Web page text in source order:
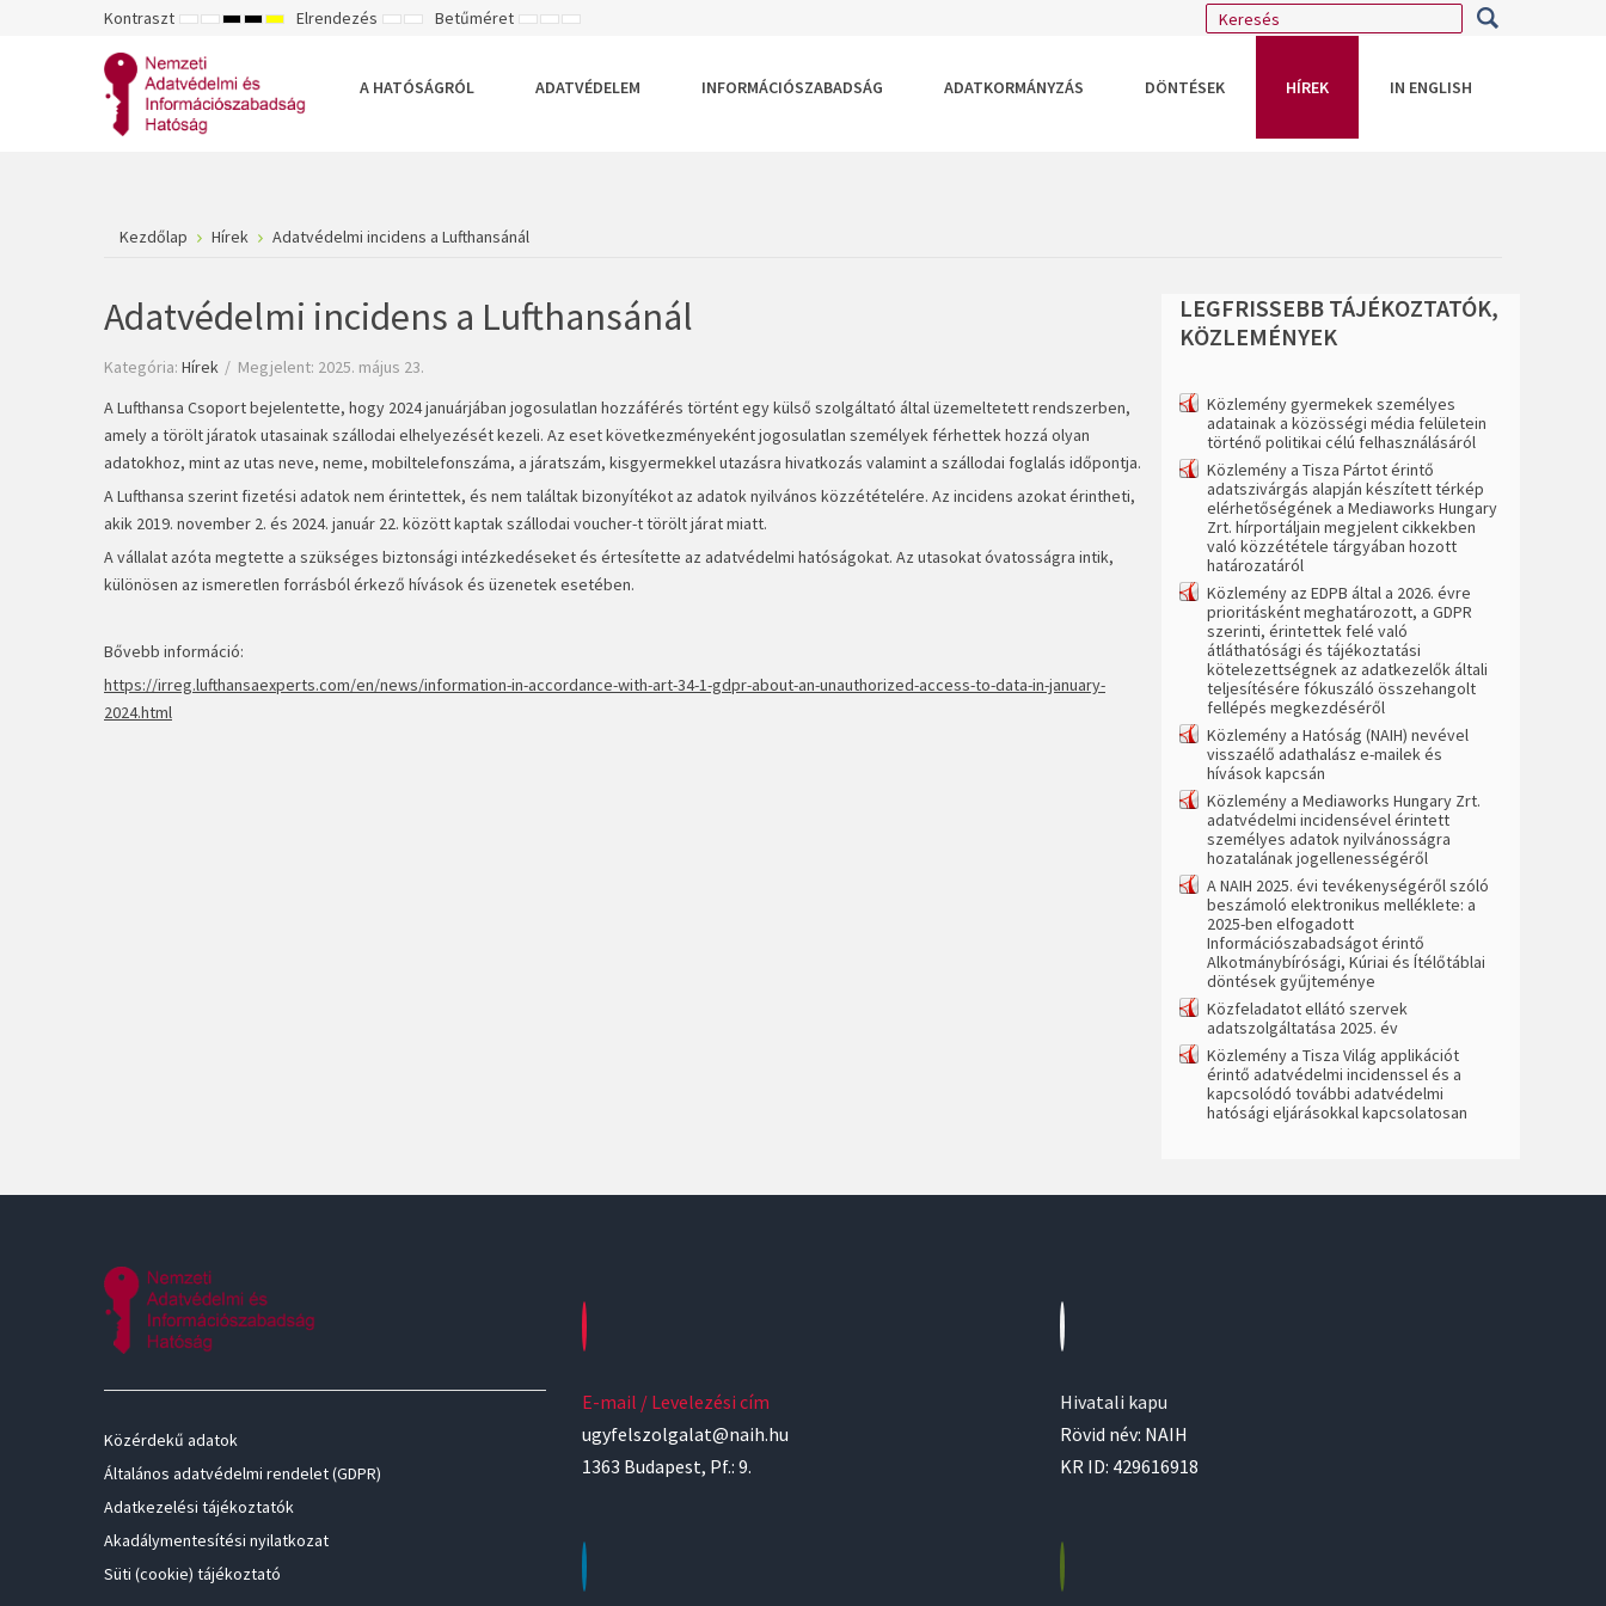
Kontraszt ALAPÉRTELMEZETT
ÉJSZAKAI
NAGY
FEHÉR
MÓD
NAGY
SÁRGA
MÓD
NAGY
MÓD
Elrendezés RÖGZÍTETT
SZÉLES
Betűméret KISEBB
ALAPÉRTELMEZETT
NAGYOBB
A HATÓSÁGRÓL
ADATVÉDELEM INFORMÁCIÓSZABADSÁG ADATKORMÁNYZÁS DÖNTÉSEK HÍREK IN ENGLISH
Kezdőlap Hírek Adatvédelmi incidens a Lufthansánál
Adatvédelmi incidens a Lufthansánál
Kategória: Hírek
Megjelent: 2025. május 23.
A Lufthansa Csoport bejelentette, hogy 2024 januárjában jogosulatlan hozzáférés történt egy külső szolgáltató által üzemeltetett rendszerben,
amely a törölt járatok utasainak szállodai elhelyezését kezeli. Az eset következményeként jogosulatlan személyek férhettek hozzá olyan
adatokhoz, mint az utas neve, neme, mobiltelefonszáma, a járatszám, kisgyermekkel utazásra hivatkozás valamint a szállodai foglalás időpontja.
A Lufthansa szerint fizetési adatok nem érintettek, és nem találtak bizonyítékot az adatok nyilvános közzétételére. Az incidens azokat érintheti,
akik 2019. november 2. és 2024. január 22. között kaptak szállodai voucher-t törölt járat miatt.
A vállalat azóta megtette a szükséges biztonsági intézkedéseket és értesítette az adatvédelmi hatóságokat. Az utasokat óvatosságra intik,
különösen az ismeretlen forrásból érkező hívások és üzenetek esetében.
Bővebb információ:
https://irreg.lufthansaexperts.com/en/news/information-in-accordance-with-art-34-1-gdpr-about-an-unauthorized-access-to-data-in-january-
2024.html
LEGFRISSEBB TÁJÉKOZTATÓK,
KÖZLEMÉNYEK
Közlemény gyermekek személyes
adatainak a közösségi média felületein
történő politikai célú felhasználásáról
Közlemény a Tisza Pártot érintő
adatszivárgás alapján készített térkép
elérhetőségének a Mediaworks Hungary
Zrt. hírportáljain megjelent cikkekben
való közzététele tárgyában hozott
határozatáról
Közlemény az EDPB által a 2026. évre
prioritásként meghatározott, a GDPR
szerinti, érintettek felé való
átláthatósági és tájékoztatási
kötelezettségnek az adatkezelők általi
teljesítésére fókuszáló összehangolt
fellépés megkezdéséről
Közlemény a Hatóság (NAIH) nevével
visszaélő adathalász e-mailek és
hívások kapcsán
Közlemény a Mediaworks Hungary Zrt.
adatvédelmi incidensével érintett
személyes adatok nyilvánosságra
hozatalának jogellenességéről
A NAIH 2025. évi tevékenységéről szóló
beszámoló elektronikus melléklete: a
2025-ben elfogadott
Információszabadságot érintő
Alkotmánybírósági, Kúriai és Ítélőtáblai
döntések gyűjteménye
Közfeladatot ellátó szervek
adatszolgáltatása 2025. év
Közlemény a Tisza Világ applikációt
érintő adatvédelmi incidenssel és a
kapcsolódó további adatvédelmi
hatósági eljárásokkal kapcsolatosan
Közérdekű adatok
Általános adatvédelmi rendelet (GDPR)
Adatkezelési tájékoztatók
Akadálymentesítési nyilatkozat
Süti (cookie) tájékoztató
E-mail / Levelezési cím
ugyfelszolgalat@naih.hu
1363 Budapest, Pf.: 9.
Hivatali kapu
Rövid név: NAIH
KR ID: 429616918